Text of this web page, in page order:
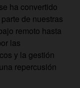
ha convertido
de nuestras
remoto hasta
las
y la gestión
repercusión